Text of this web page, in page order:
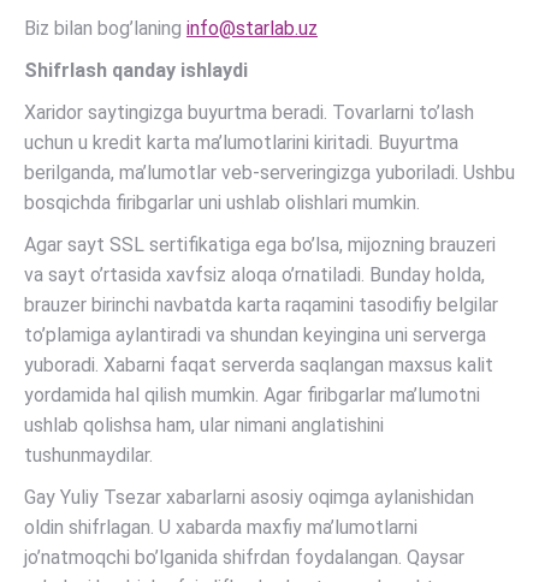
Biz bilan bog’laning info@starlab.uz
Shifrlash qanday ishlaydi
Xaridor saytingizga buyurtma beradi. Tovarlarni to’lash
uchun u kredit karta ma’lumotlarini kiritadi. Buyurtma
berilganda, ma’lumotlar veb-serveringizga yuboriladi. Ushbu
bosqichda firibgarlar uni ushlab olishlari mumkin.
Agar sayt SSL sertifikatiga ega bo’lsa, mijozning brauzeri
va sayt o’rtasida xavfsiz aloqa o’rnatiladi. Bunday holda,
brauzer birinchi navbatda karta raqamini tasodifiy belgilar
to’plamiga aylantiradi va shundan keyingina uni serverga
yuboradi. Xabarni faqat serverda saqlangan maxsus kalit
yordamida hal qilish mumkin. Agar firibgarlar ma’lumotni
ushlab qolishsa ham, ular nimani anglatishini
tushunmaydilar.
Gay Yuliy Tsezar xabarlarni asosiy oqimga aylanishidan
oldin shifrlagan. U xabarda maxfiy ma’lumotlarni
jo’natmoqchi bo’lganida shifrdan foydalangan. Qaysar